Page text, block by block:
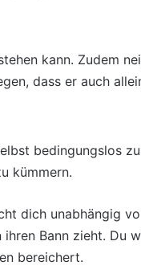
kann. Zudem
dass er auch
bedingungslos
kümmern.
dich unabhängig
Bann zieht. Du
bereichert.